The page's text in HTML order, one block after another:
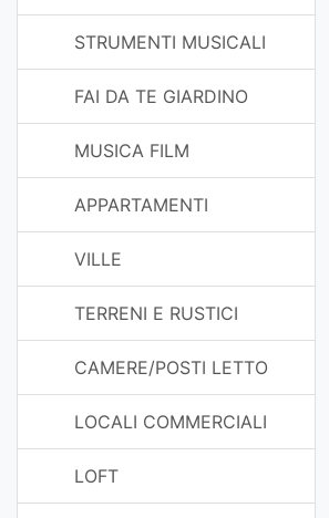
STRUMENTI MUSICALI
FAI DA TE GIARDINO
MUSICA FILM
APPARTAMENTI
VILLE
TERRENI E RUSTICI
CAMERE/POSTI LETTO
LOCALI COMMERCIALI
LOFT